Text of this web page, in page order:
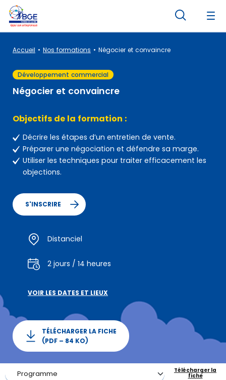
Accueil Nos formations Négocier et convaincre
Développement commercial
Négocier et convaincre
Objectifs de la formation :
Décrire les étapes d’un entretien de vente.
Préparer une négociation et défendre sa marge.
Utiliser les techniques pour traiter efficacement les
objections.
S'INSCRIRE
Distanciel
2 jours / 14 heures
VOIR LES DATES ET LIEUX
TÉLÉCHARGER LA FICHE
(PDF – 84 KO)
Télécharger la
fiche
Panneau de gestion des cookies